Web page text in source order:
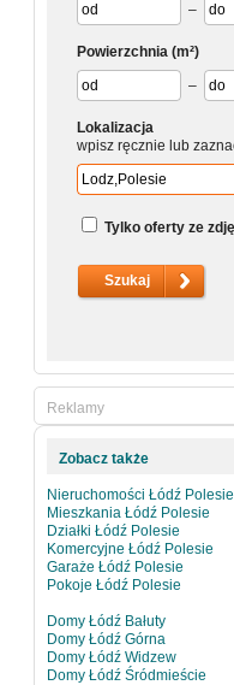
–
Powierzchnia (m²)
–
Lokalizacja
wpisz ręcznie lub
Tylko oferty ze
Reklamy
Zobacz także
Nieruchomości Łódź Polesie
Mieszkania Łódź Polesie
Działki Łódź Polesie
Komercyjne Łódź Polesie
Garaże Łódź Polesie
Pokoje Łódź Polesie
Domy Łódź Bałuty
Domy Łódź Górna
Domy Łódź Widzew
Domy Łódź Śródmieście